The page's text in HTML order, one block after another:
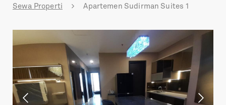
Sewa Properti Apartemen Sudirman Suites 1
Next